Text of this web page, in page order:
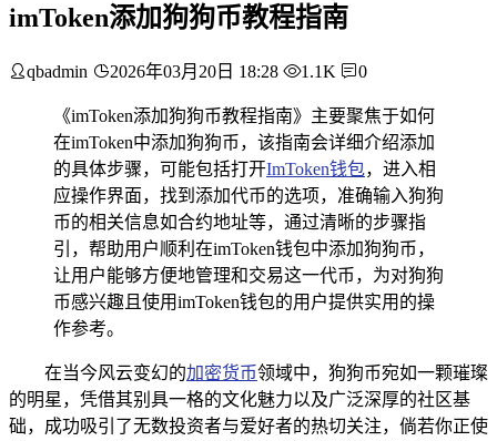
imToken添加狗狗币教程指南
qbadmin 2026年03月20日 18:28 1.1K 0
《imToken添加狗狗币教程指南》主要聚焦于如何
在imToken中添加狗狗币，该指南会详细介绍添加
的具体步骤，可能包括打开ImToken钱包，进入相
应操作界面，找到添加代币的选项，准确输入狗狗
币的相关信息如合约地址等，通过清晰的步骤指
引，帮助用户顺利在imToken钱包中添加狗狗币，
让用户能够方便地管理和交易这一代币，为对狗狗
币感兴趣且使用imToken钱包的用户提供实用的操
作参考。
在当今风云变幻的加密货币领域中，狗狗币宛如一颗璀璨
的明星，凭借其别具一格的文化魅力以及广泛深厚的社区基
础，成功吸引了无数投资者与爱好者的热切关注，倘若你正使